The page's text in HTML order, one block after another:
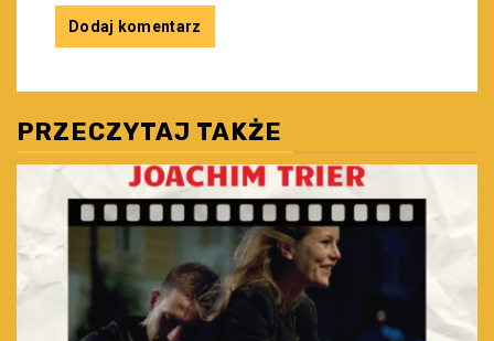
PRZECZYTAJ TAKŻE